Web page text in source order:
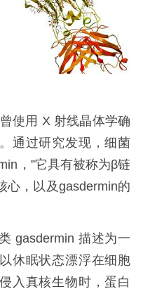
使用 X 射线晶体学确
通过研究发现，细菌
，”它具有被称为β链
心，以及gasdermin的
gasdermin 描述为一
休眠状态漂浮在细胞
入真核生物时，蛋白